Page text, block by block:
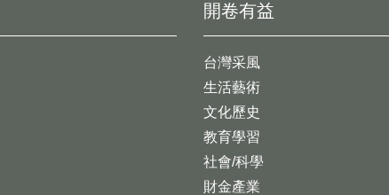
開卷有益
台灣采風
生活藝術
文化歷史
教育學習
社會/科學
財金產業